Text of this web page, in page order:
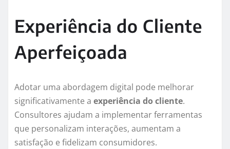
Experiência do Cliente
Aperfeiçoada
Adotar uma abordagem digital pode melhorar
significativamente a experiência do cliente.
Consultores ajudam a implementar ferramentas
que personalizam interações, aumentam a
satisfação e fidelizam consumidores.